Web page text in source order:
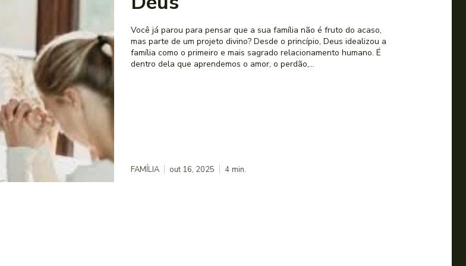
Você já parou para pensar que a sua família não é fruto do acaso,
mas parte de um projeto divino? Desde o princípio, Deus idealizou a
família como o primeiro e mais sagrado relacionamento humano. É
dentro dela que aprendemos o amor, o perdão,...
FAMÍLIA out 16, 2025 4 min.